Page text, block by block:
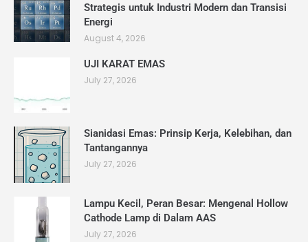
Strategis untuk Industri Modern dan Transisi
Energi
August 4, 2026
UJI KARAT EMAS
July 27, 2026
Sianidasi Emas: Prinsip Kerja, Kelebihan, dan
Tantangannya
July 27, 2026
Lampu Kecil, Peran Besar: Mengenal Hollow
Cathode Lamp di Dalam AAS
July 27, 2026